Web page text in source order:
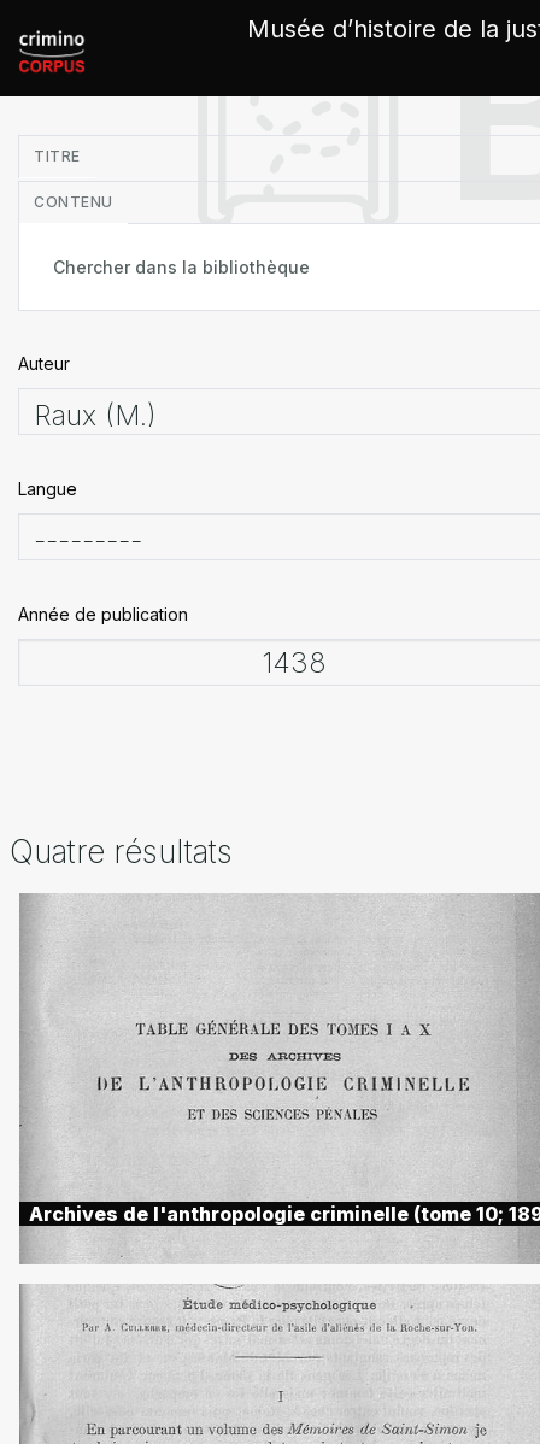
Musée d’histoire de la
TITRE
CONTENU
Auteur
Langue
Année de publication
Quatre résultats
Archives de l'anthropologie criminelle (tome 10;
Panneau de gestion des cookies